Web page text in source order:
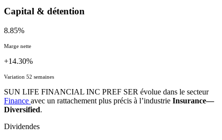
Capital & détention
8.85%
Marge nette
+14.30%
Variation 52 semaines
SUN LIFE FINANCIAL INC PREF SER évolue dans le secteur
Finance avec un rattachement plus précis à l’industrie Insurance—
Diversified.
Dividendes